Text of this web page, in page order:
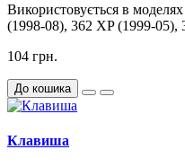
Використовується в
(1998-08), 362 XP (1999-05),
104 грн.
До кошика
Клавиша